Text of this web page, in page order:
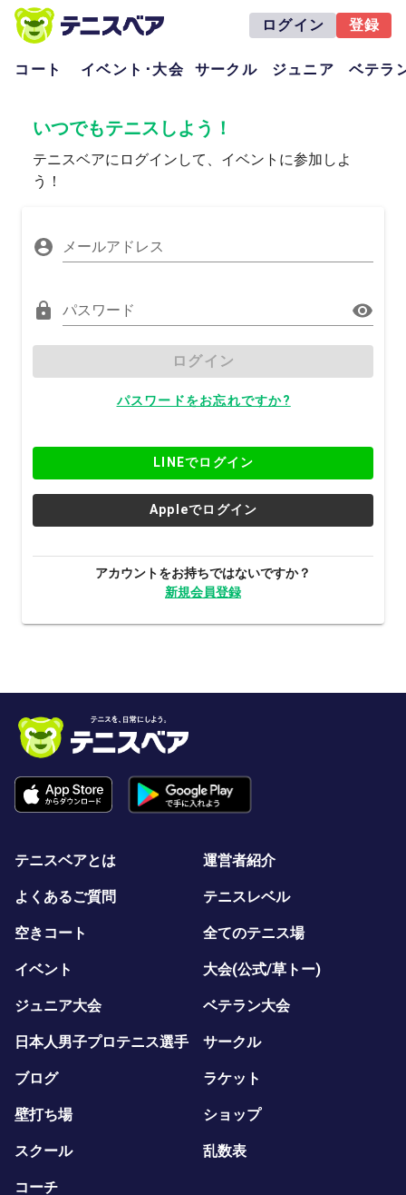
ログイン 登録
コート イベント･大会 サークル ジュニア ベテラ
いつでもテニスしよう！
テニスベアにログインして、イベントに参加しよ
う！
メールアドレス
パスワード
ログイン
パスワードをお忘れですか?
LINEでログイン
Appleでログイン
アカウントをお持ちではないですか？
新規会員登録
テニスベアとは 運営者紹介
よくあるご質問 テニスレベル
空きコート 全てのテニス場
イベント 大会(公式/草トー)
ジュニア大会 ベテラン大会
日本人男子プロテニス選手 サークル
ブログ ラケット
壁打ち場 ショップ
スクール 乱数表
コーチ